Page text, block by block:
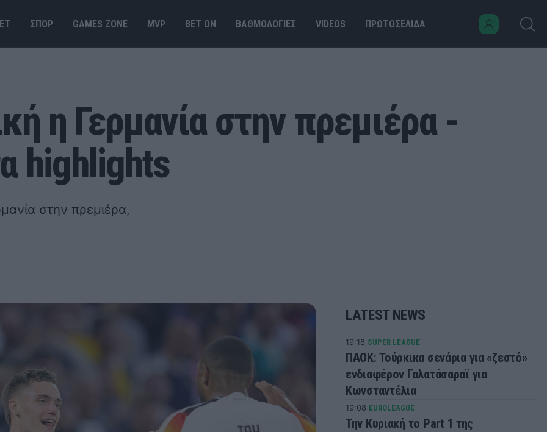
ΣΠΟΡ GAMES ΖΟΝΕ MVP BET ΟΝ ΒΑΘΜΟΛΟΓΙΕΣ VIDEOS ΠΡΩΤΟΣΕΛΙΔΑ
η Γερμανία στην πρεμιέρα -
highlights
στην πρεμιέρα,
LATEST NEWS
19:18 SUPER LEAGUE
ΠΑΟΚ: Τούρκικα σενάρια για «ζεστό»
ενδιαφέρον Γαλατάσαραϊ για
Κωνσταντέλια
19:08 EUROLEAGUE
Την Κυριακή το Part 1 της